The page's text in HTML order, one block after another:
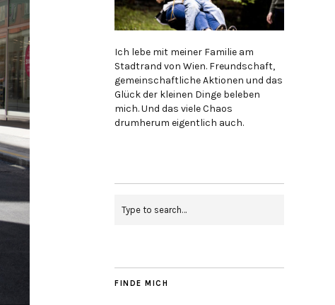
Ich lebe mit meiner Familie am
Stadtrand von Wien. Freundschaft,
gemeinschaftliche Aktionen und das
Glück der kleinen Dinge beleben
mich. Und das viele Chaos
drumherum eigentlich auch.
FINDE MICH